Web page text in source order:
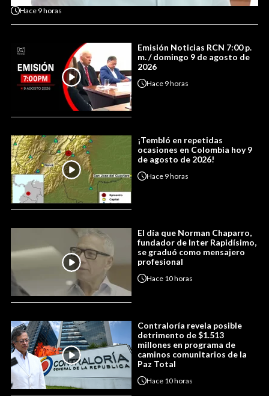
Hace 9 horas
Emisión Noticias RCN 7:00 p.
m. / domingo 9 de agosto de
2026
Hace 9 horas
¡Tembló en repetidas
ocasiones en Colombia hoy 9
de agosto de 2026!
Hace 9 horas
El día que Norman Chaparro,
fundador de Inter Rapidísimo,
se graduó como mensajero
profesional
Hace 10 horas
Contraloría revela posible
detrimento de $1.513
millones en programa de
caminos comunitarios de la
Paz Total
Hace 10 horas